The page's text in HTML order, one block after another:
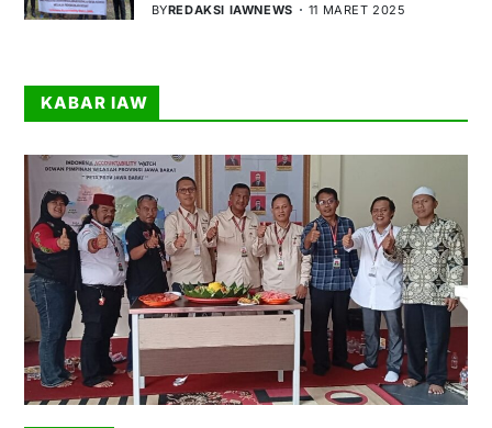
BYREDAKSI IAWNEWS 11 MARET 2025
KABAR IAW